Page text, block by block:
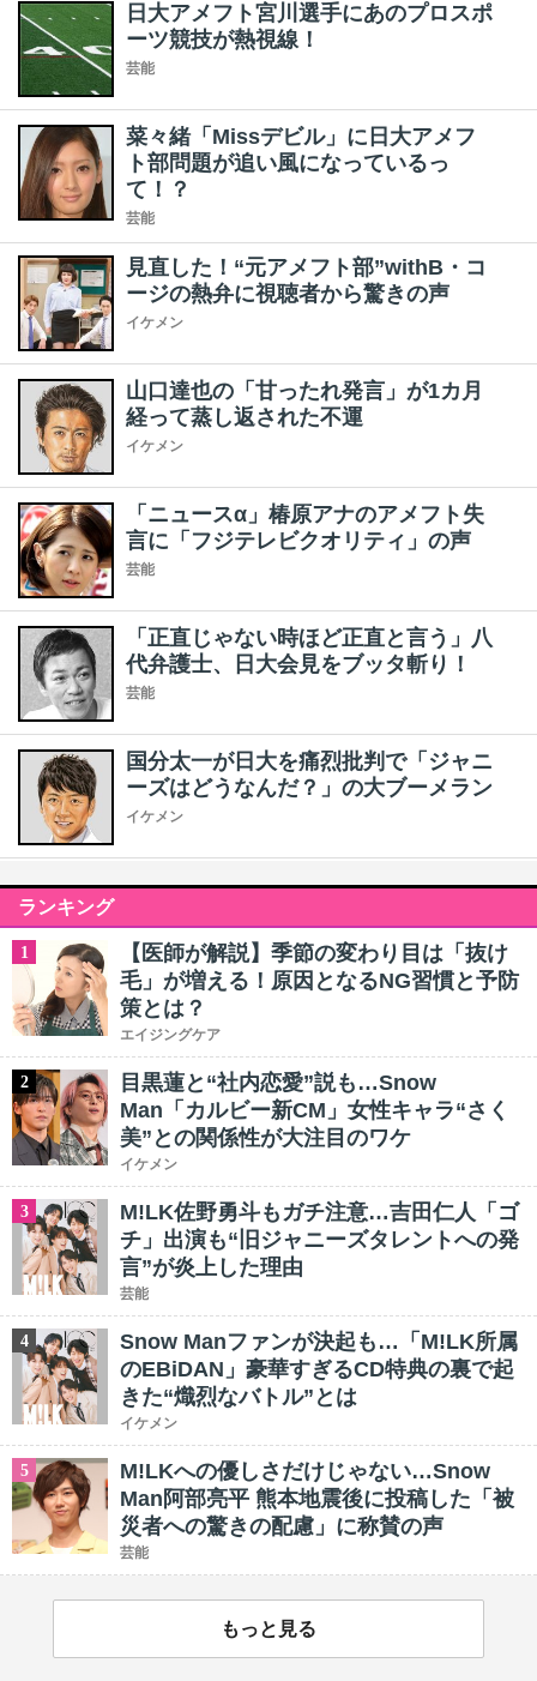
日大アメフト宮川選手にあのプロスポ
ーツ競技が熱視線！
芸能
菜々緒「Missデビル」に日大アメフ
ト部問題が追い風になっているっ
て！？
芸能
見直した！“元アメフト部”withB・コ
ージの熱弁に視聴者から驚きの声
イケメン
山口達也の「甘ったれ発言」が1カ月
経って蒸し返された不運
イケメン
「ニュースα」椿原アナのアメフト失
言に「フジテレビクオリティ」の声
芸能
「正直じゃない時ほど正直と言う」八
代弁護士、日大会見をブッタ斬り！
芸能
国分太一が日大を痛烈批判で「ジャニ
ーズはどうなんだ？」の大ブーメラン
イケメン
ランキング
1
【医師が解説】季節の変わり目は「抜け
毛」が増える！原因となるNG習慣と予防
策とは？
エイジングケア
2
目黒蓮と“社内恋愛”説も…Snow
Man「カルビー新CM」女性キャラ“さく
美”との関係性が大注目のワケ
イケメン
3
M!LK佐野勇斗もガチ注意…吉田仁人「ゴ
チ」出演も“旧ジャニーズタレントへの発
言”が炎上した理由
芸能
4
Snow Manファンが決起も…「M!LK所属
のEBiDAN」豪華すぎるCD特典の裏で起
きた“熾烈なバトル”とは
イケメン
5
M!LKへの優しさだけじゃない…Snow
Man阿部亮平 熊本地震後に投稿した「被
災者への驚きの配慮」に称賛の声
芸能
もっと見る